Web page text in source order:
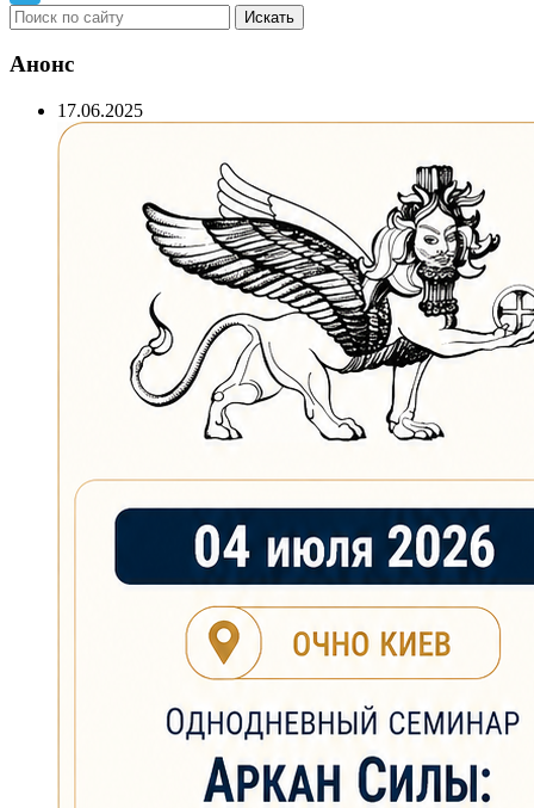
Telegram
Анонс
17.06.2025